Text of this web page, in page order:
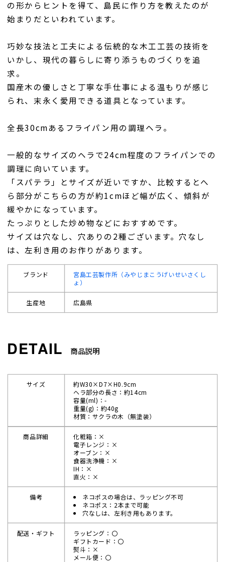
の形からヒントを得て、島民に作り方を教えたのが
始まりだといわれています。
巧妙な技法と工夫による伝統的な木工工芸の技術を
いかし、現代の暮らしに寄り添うものづくりを追
求。
国産木の優しさと丁寧な手仕事による温もりが感じ
られ、末永く愛用できる道具となっています。
全長30cmあるフライパン用の調理ヘラ。
一般的なサイズのヘラで24cm程度のフライパンでの
調理に向いています。
「スパテラ」とサイズが近いですか、比較するとへ
ら部分がこちらの方が約1cmほど幅が広く、傾斜が
緩やかになっています。
たっぷりとした炒め物などにおすすめです。
サイズは穴なし、穴ありの2種ございます。穴なし
は、左利き用のお作りがあります。
ブランド
宮島工芸製作所（みやじまこうげいせいさくし
ょ）
生産地 広島県
商品説明
サイズ
約W30×D7×H0.9cm
ヘラ部分の長さ：約14cm
容量(ml)：-
重量(g)：約40g
材質：サクラの木（無塗装）
商品詳細
化粧箱：×
電子レンジ：×
オーブン：×
食器洗浄機：×
IH：×
直火：×
備考
ネコポスの場合は、ラッピング不可
ネコポス：2本まで可能
穴なしは、左利き用もあります。
配送・ギフト
ラッピング：〇
ギフトカード：〇
熨斗：×
メール便：〇